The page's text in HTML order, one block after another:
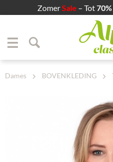
ZomerSale – Tot70%
Zum
Dames BOVENKLEDING